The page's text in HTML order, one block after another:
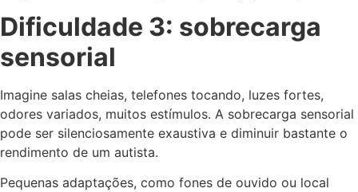
Dificuldade 3: sobrecarga
sensorial
Imagine salas cheias, telefones tocando, luzes fortes,
odores variados, muitos estímulos. A sobrecarga sensorial
pode ser silenciosamente exaustiva e diminuir bastante o
rendimento de um autista.
Pequenas adaptações, como fones de ouvido ou local